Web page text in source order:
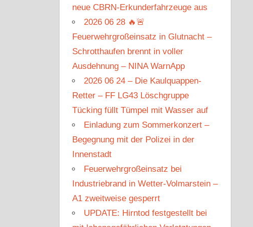
neue CBRN-Erkunderfahrzeuge aus
2026 06 28 🔥🚨
Feuerwehrgroßeinsatz in Glutnacht –
Schrotthaufen brennt in voller
Ausdehnung – NINA WarnApp
2026 06 24 – Die Kaulquappen-
Retter – FF LG43 Löschgruppe
Tücking füllt Tümpel mit Wasser auf
Einladung zum Sommerkonzert –
Begegnung mit der Polizei in der
Innenstadt
Feuerwehrgroßeinsatz bei
Industriebrand in Wetter-Volmarstein –
A1 zweitweise gesperrt
UPDATE: Hirntod festgestellt bei